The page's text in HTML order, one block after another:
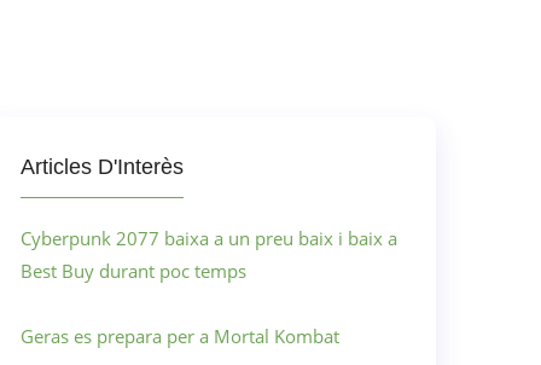
Articles D'Interès
Cyberpunk 2077 baixa a un preu baix i baix a
Best Buy durant poc temps
Geras es prepara per a Mortal Kombat